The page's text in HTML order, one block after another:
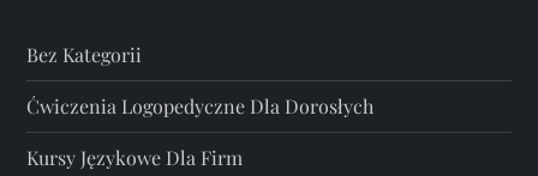
Bez Kategorii
Ćwiczenia Logopedyczne Dla Dorosłych
Kursy Językowe Dla Firm